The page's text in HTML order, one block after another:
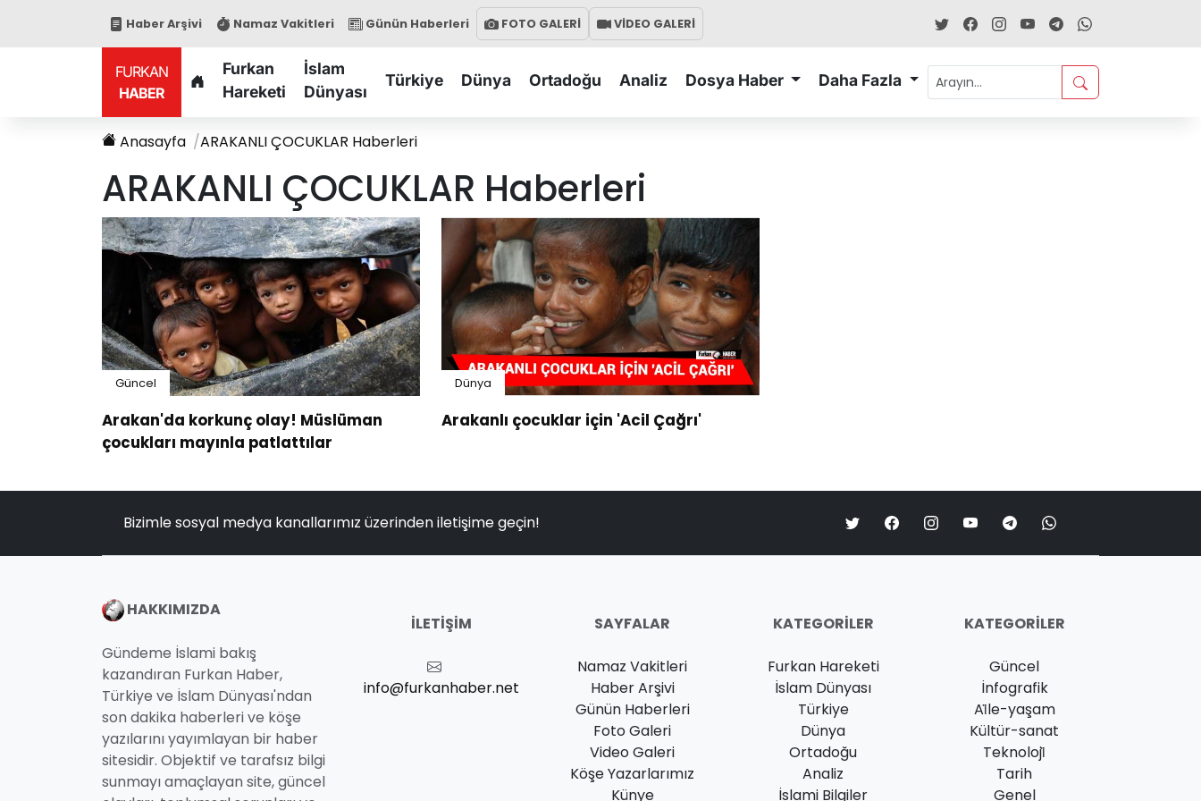
Haber Arşivi Namaz Vakitleri Günün Haberleri FOTO GALERİ VİDEO GALERİ
FURKAN
HABER
Furkan
Hareketi
İslam
Dünyası
Türkiye Dünya Ortadoğu Analiz Dosya Haber Daha Fazla
Anasayfa ARAKANLI ÇOCUKLAR Haberleri
ARAKANLI ÇOCUKLAR Haberleri
Güncel
Arakan'da korkunç olay! Müslüman
çocukları mayınla patlattılar
Dünya
Arakanlı çocuklar için 'Acil Çağrı'
Bizimle sosyal medya kanallarımız üzerinden iletişime geçin!
HAKKIMIZDA
Gündeme İslami bakış
kazandıran Furkan Haber,
Türkiye ve İslam Dünyası'ndan
son dakika haberleri ve köşe
yazılarını yayımlayan bir haber
sitesidir. Objektif ve tarafsız bilgi
sunmayı amaçlayan site, güncel
İLETIŞIM
info@furkanhaber.net
SAYFALAR
Namaz Vakitleri
Haber Arşivi
Günün Haberleri
Foto Galeri
Video Galeri
Köşe Yazarlarımız
Künye
KATEGORILER
Furkan Hareketi
İslam Dünyası
Türkiye
Dünya
Ortadoğu
Analiz
İslami Bilgiler
KATEGORILER
Güncel
İnfografik
Ai̇le-yaşam
Kültür-sanat
Teknoloji̇
Tarih
Genel